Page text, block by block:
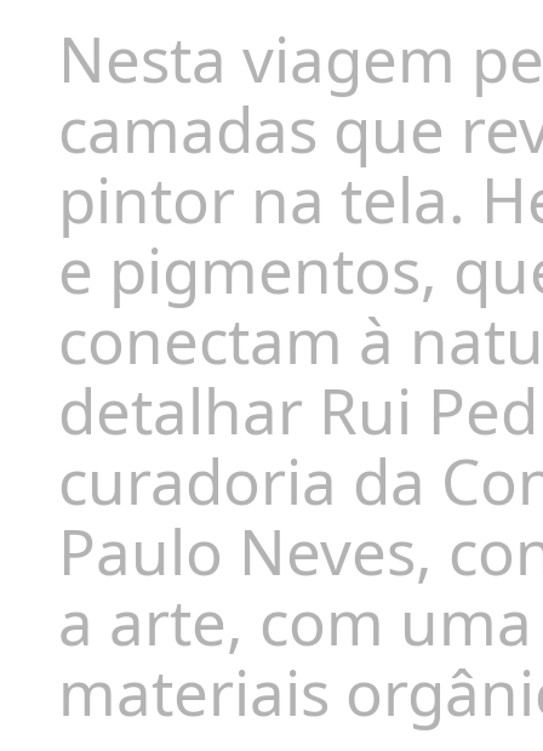
Nesta viagem
camadas que
pintor na tela.
e pigmentos,
conectam à
detalhar Rui
curadoria da
Paulo Neves,
a arte, com
materiais